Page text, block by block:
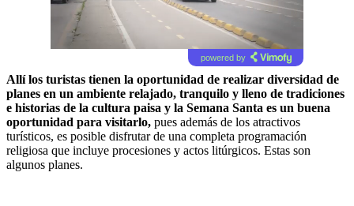
powered by
Allí los turistas tienen la oportunidad de realizar diversidad de
planes en un ambiente relajado, tranquilo y lleno de tradiciones
e historias de la cultura paisa y la Semana Santa es un buena
oportunidad para visitarlo, pues además de los atractivos
turísticos, es posible disfrutar de una completa programación
religiosa que incluye procesiones y actos litúrgicos. Estas son
algunos planes.